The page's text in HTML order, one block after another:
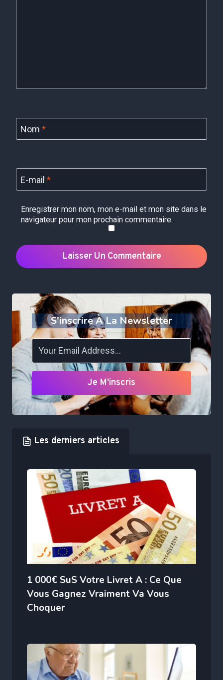
Nom *
E-mail *
Enregistrer mon nom, mon e-mail et mon site dans le
navigateur pour mon prochain commentaire.
S'inscrire À La Newsletter
Je M'inscris
Les derniers articles
1 000€ SuS Votre Livret A : Ce Que
Vous Gagnez Vraiment Va Vous
Choquer